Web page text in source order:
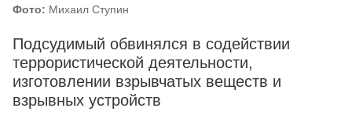
Фото: Михаил Ступин
Подсудимый обвинялся в содействии
террористической деятельности,
изготовлении взрывчатых веществ и
взрывных устройств